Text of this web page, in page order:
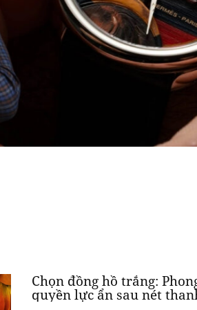
Chọn đồng hồ trắng:
quyền lực ẩn sau nét